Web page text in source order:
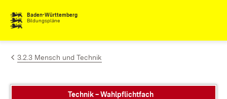
Zum Inhalt springen
Baden-Württemberg
Bildungspläne
3.2.3 Mensch und Technik
Technik – Wahlpflichtfach